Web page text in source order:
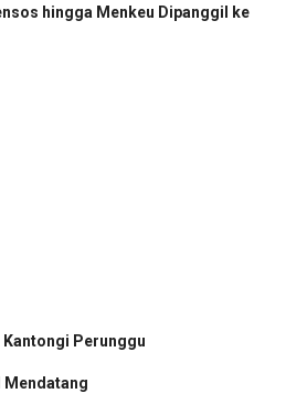
hingga Menkeu Dipanggil ke
Perunggu
Mendatang